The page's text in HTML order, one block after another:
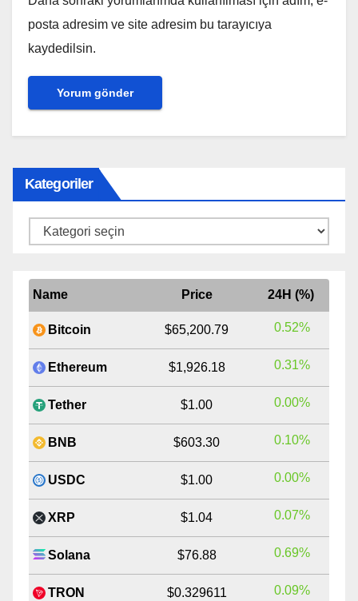
posta adresim ve site adresim bu tarayıcıya
kaydedilsin.
Kategoriler
Kategoriler
Name Price 24H (%)
Bitcoin $65,200.79 0.52%
Ethereum $1,926.18 0.31%
Tether $1.00 0.00%
BNB $603.30 0.10%
USDC $1.00 0.00%
XRP $1.04 0.07%
Solana $76.88 0.69%
TRON $0.329611 0.09%